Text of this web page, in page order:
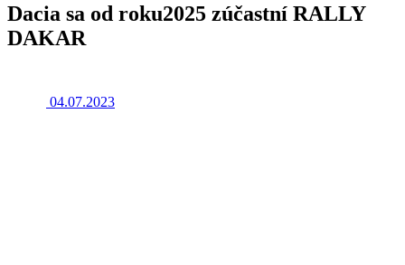
Dacia sa od roku2025 zúčastní RALLY
DAKAR
04.07.2023